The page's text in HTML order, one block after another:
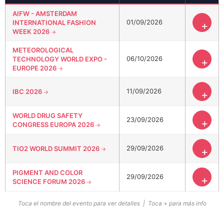
AIFW - AMSTERDAM
INTERNATIONAL FASHION
WEEK 2026
01/09/2026 +
METEOROLOGICAL
TECHNOLOGY WORLD EXPO -
EUROPE 2026
06/10/2026 +
IBC 2026 11/09/2026 +
WORLD DRUG SAFETY
CONGRESS EUROPA 2026
23/09/2026 +
TIO2 WORLD SUMMIT 2026 29/09/2026 +
PIGMENT AND COLOR
SCIENCE FORUM 2026
29/09/2026 +
Toca el nombre del evento para ver detalles | Toca + para más info